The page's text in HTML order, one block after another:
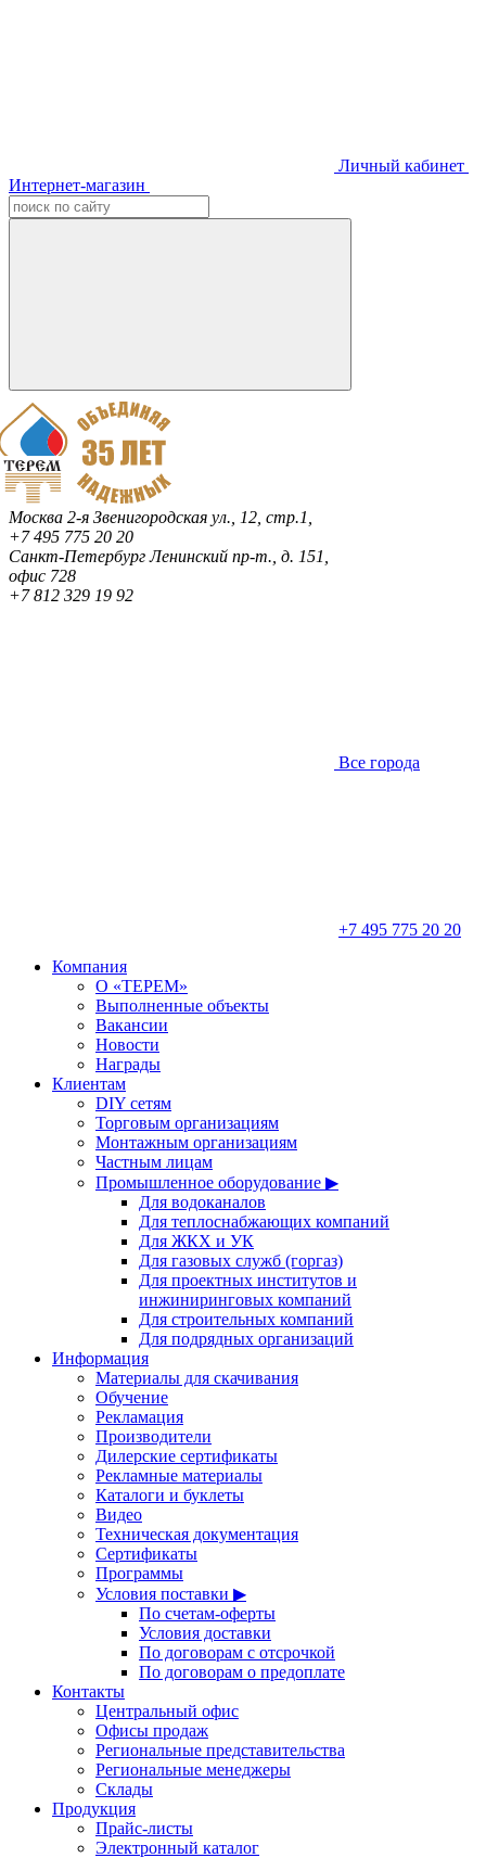
Личный кабинет
Интернет-магазин
Москва 2-я Звенигородская ул., 12, стр.1,
+7 495 775 20 20
Санкт-ПетербургЛенинский пр-т., д. 151,
офис 728
+7 812 329 19 92
Все города
+7 495 775 20 20
Компания
О «ТЕРЕМ»
Выполненные объекты
Вакансии
Новости
Награды
Клиентам
DIY сетям
Торговым организациям
Монтажным организациям
Частным лицам
Промышленное оборудование ▶
Для водоканалов
Для теплоснабжающих компаний
Для ЖКХ и УК
Для газовых служб (горгаз)
Для проектных институтов и
инжиниринговых компаний
Для строительных компаний
Для подрядных организаций
Информация
Материалы для скачивания
Обучение
Рекламация
Производители
Дилерские сертификаты
Рекламные материалы
Каталоги и буклеты
Видео
Техническая документация
Сертификаты
Программы
Условия поставки ▶
По счетам-оферты
Условия доставки
По договорам с отсрочкой
По договорам о предоплате
Контакты
Центральный офис
Офисы продаж
Региональные представительства
Региональные менеджеры
Склады
Продукция
Прайс-листы
Электронный каталог